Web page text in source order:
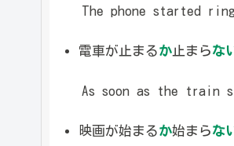
The phone started
電車が止まるか止まらな
As soon as the train
映画が始まるか始まらな